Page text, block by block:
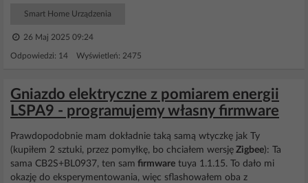
Smart Home Urządzenia
26 Maj 2025 09:24
Odpowiedzi: 14 Wyświetleń: 2475
Gniazdo elektryczne z pomiarem energii
LSPA9 - programujemy własny firmware
Prawdopodobnie mam dokładnie taką samą wtyczkę jak Ty
(kupiłem 2 sztuki, przez pomyłkę, bo chciałem wersję Zigbee): Ta
sama CB2S+BL0937, ten sam firmware tuya 1.1.15. To dało mi
okazję do eksperymentowania, więc sflashowałem oba z